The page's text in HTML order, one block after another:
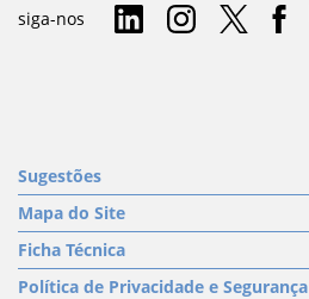
siga-nos
Sugestões
Mapa do Site
Ficha Técnica
Política de Privacidade e Segurança